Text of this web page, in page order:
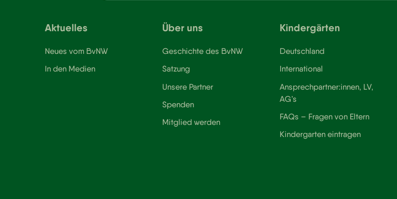
Aktuelles
Neues vom BvNW
In den Medien
Über uns
Geschichte des BvNW
Satzung
Unsere Partner
Spenden
Mitglied werden
Kindergärten
Deutschland
International
Ansprechpartner:innen, LV,
AG’s
FAQs – Fragen von Eltern
Kindergarten eintragen